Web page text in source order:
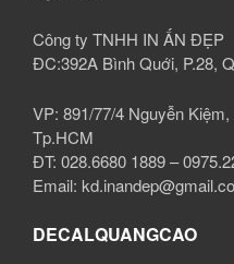
Công ty TNHH IN ẤN ĐẸP
ĐC:392A Bình Quới, P.28,
VP: 891/77/4 Nguyễn
Tp.HCM
ĐT: 028.6680 1889 –
Email:
DECALQUANGCAO